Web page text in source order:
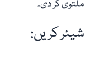
ملتوی کر دی۔
شیئر کریں: